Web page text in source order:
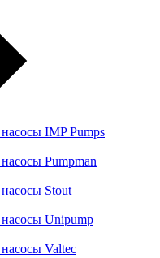
IMP Pumps
Pumpman
Stout
Unipump
Valtec